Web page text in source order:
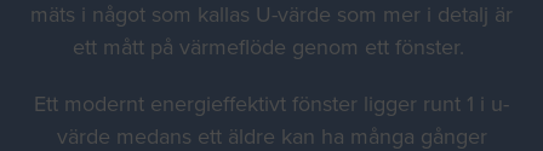
mäts i något som kallas U-värde som mer i detalj är
ett mått på värmeflöde genom ett fönster.
Ett modernt energieffektivt fönster ligger runt 1 i u-
värde medans ett äldre kan ha många gånger